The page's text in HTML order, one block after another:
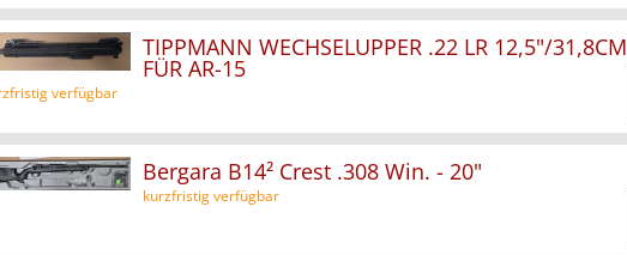
TIPPMANN WECHSELUPPER .22 LR 12,5"/31,8CM
FÜR AR-15
verfügbar
Bergara B14² Crest .308 Win. - 20"
kurzfristig verfügbar